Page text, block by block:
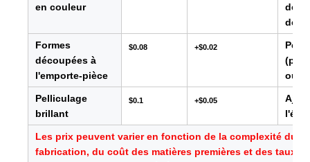
en couleur
des
Formes
découpées à
l'emporte-pièce
$0.08 +$0.02
(par
ou
Pelliculage
brillant
$0.1 +$0.05
Les prix peuvent varier en fonction de la complexité du
fabrication, du coût des matières premières et des taux